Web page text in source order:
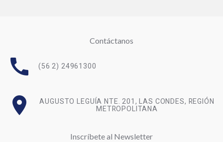
Contáctanos
call (56 2) 24961300
room AUGUSTO LEGUÍA NTE. 201, LAS CONDES, REGIÓN
METROPOLITANA
Inscríbete al Newsletter